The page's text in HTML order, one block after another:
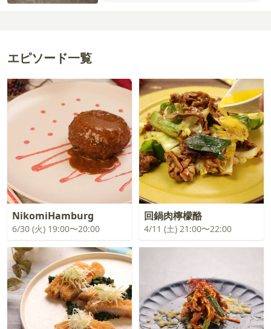
エピソード一覧
NikomiHamburg
6/30 (火) 19:00〜20:00
回鍋肉檸檬酪
4/11 (土) 21:00〜22:00